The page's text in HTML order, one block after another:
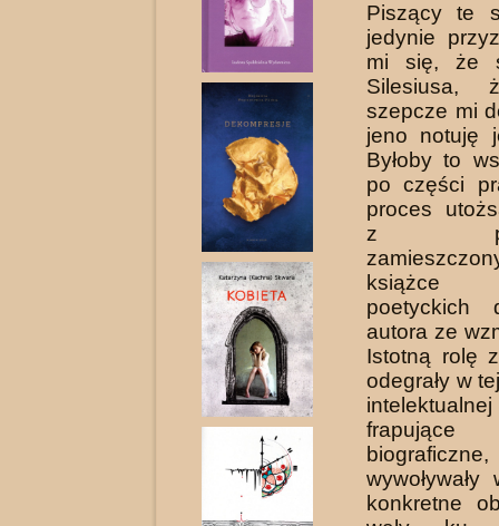
Piszący te
jedynie
mi się, że
szepcze mi
jeno notuję
Byłoby to
po części
proces
z
książce
poetyckich
autora ze
Istotną rolę
odegrały w
konkretne